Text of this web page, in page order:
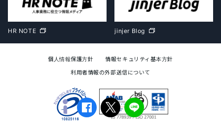
HR NOTE jinjer Blog
個人情報保護方針
情報セキュリティ基本方針
利用者情報の外部送信について